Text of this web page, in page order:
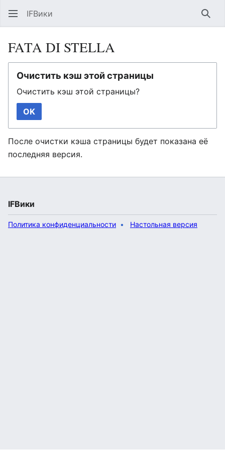
IFВики
FATA DI STELLA
Очистить кэш этой страницы
Очистить кэш этой страницы?
OK
После очистки кэша страницы будет показана её
последняя версия.
IFВики
Политика конфиденциальности Настольная версия